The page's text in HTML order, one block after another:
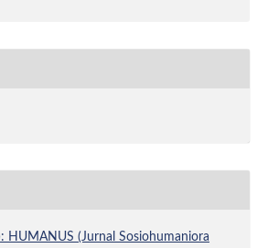
HUMANUS (Jurnal Sosiohumaniora